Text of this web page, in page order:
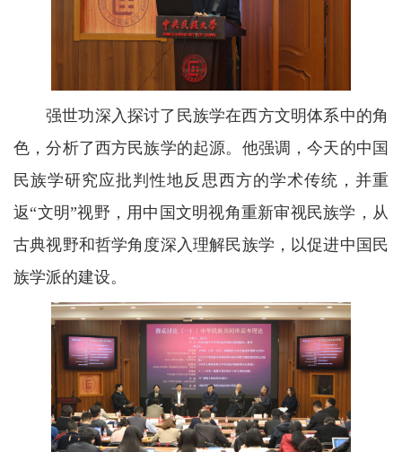
强世功深入探讨了民族学在西方文明体系中的角
色，分析了西方民族学的起源。他强调，今天的中国
民族学研究应批判性地反思西方的学术传统，并重
返“文明”视野，用中国文明视角重新审视民族学，从
古典视野和哲学角度深入理解民族学，以促进中国民
族学派的建设。